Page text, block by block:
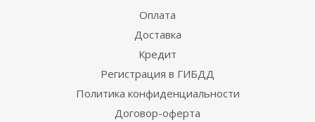
Оплата
Доставка
Кредит
Регистрация в ГИБДД
Политика конфиденциальности
Договор-оферта